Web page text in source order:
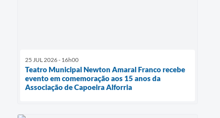
25 JUL 2026 - 16h00
Teatro Municipal Newton Amaral Franco recebe
evento em comemoração aos 15 anos da
Associação de Capoeira Alforria